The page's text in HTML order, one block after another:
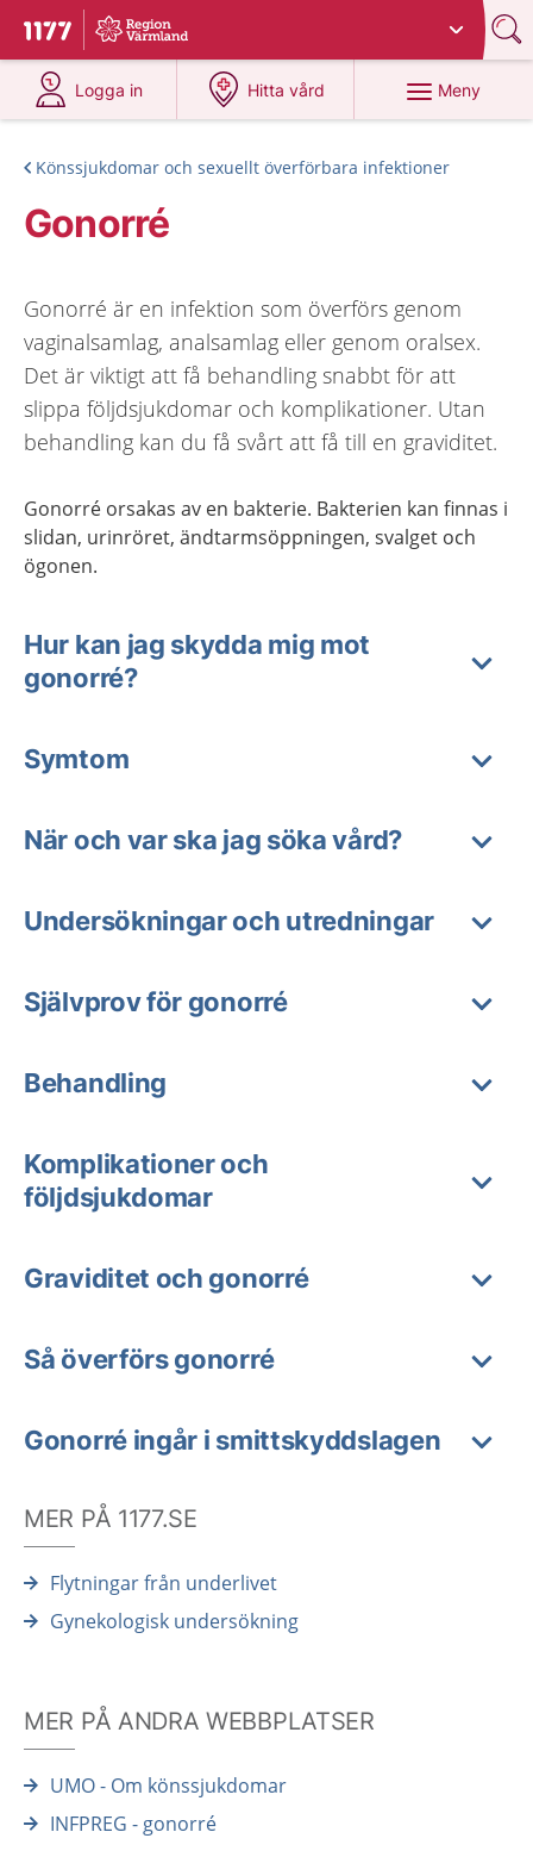
Till startsidan för 1177
Du har valt region
Logga in
på 1177.se
Hitta vård
på 1177.se
Meny
Könssjukdomar och sexuellt överförbara infektioner
Gonorré
Gonorré är en infektion som överförs genom
vaginalsamlag, analsamlag eller genom oralsex.
Det är viktigt att få behandling snabbt för att
slippa följdsjukdomar och komplikationer. Utan
behandling kan du få svårt att få till en graviditet.
Gonorré orsakas av en bakterie. Bakterien kan finnas i
slidan, urinröret, ändtarmsöppningen, svalget och
ögonen.
Hur kan jag skydda mig mot
gonorré?
Symtom
När och var ska jag söka vård?
Undersökningar och utredningar
Självprov för gonorré
Behandling
Komplikationer och
följdsjukdomar
Graviditet och gonorré
Så överförs gonorré
Gonorré ingår i smittskyddslagen
MER PÅ 1177.SE
Flytningar från underlivet
Gynekologisk undersökning
MER PÅ ANDRA WEBBPLATSER
UMO - Om könssjukdomar
INFPREG - gonorré